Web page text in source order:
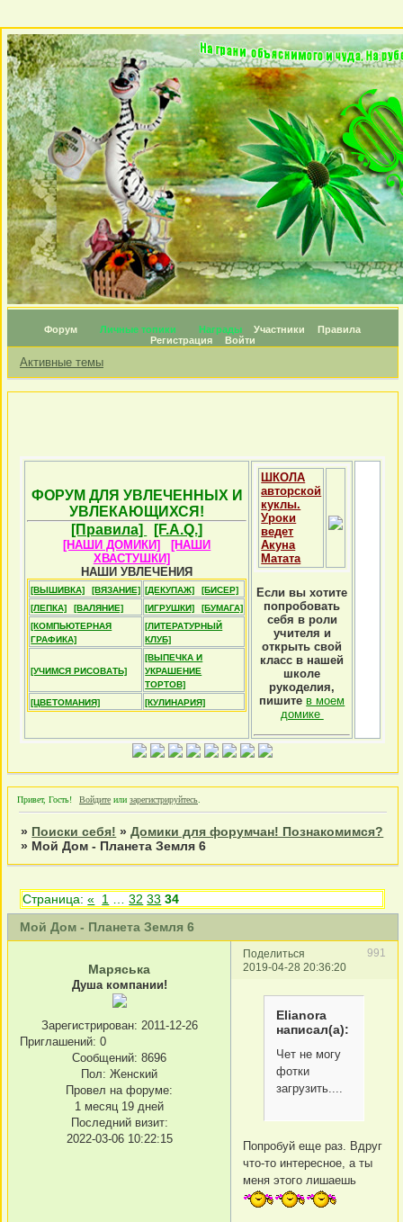
Форум Личные топики Награды Участники
Правила
Регистрация
Войти
Активные темы
ФОРУМ ДЛЯ УВЛЕЧЕННЫХ И
УВЛЕКАЮЩИХСЯ!
[Правила]
[F.A.Q.]
[НАШИ ДОМИКИ]
[НАШИ
ХВАСТУШКИ]
НАШИ УВЛЕЧЕНИЯ
[ВЫШИВКА] [ВЯЗАНИЕ] [ДЕКУПАЖ]
[БИСЕР]
[ЛЕПКА]
[ВАЛЯНИЕ] [ИГРУШКИ]
[БУМАГА]
[КОМПЬЮТЕРНАЯ
ГРАФИКА]
[ЛИТЕРАТУРНЫЙ
КЛУБ]
[УЧИМСЯ РИСОВАТЬ]
[ВЫПЕЧКА И
УКРАШЕНИЕ
ТОРТОВ]
[ЦВЕТОМАНИЯ]
[КУЛИНАРИЯ]
ШКОЛА
авторской
куклы.
Уроки
ведет
Акуна
Матата
Если вы хотите
попробовать
себя в роли
учителя и
открыть свой
класс в нашей
школе
рукоделия,
пишите в моем
домике
Привет, Гость! Войдите или зарегистрируйтесь
» Поиски себя! »Домики для форумчан! Познакомимся?
» Мой Дом - Планета Земля 6
Мой Дом - Планета Земля 6
Страница:« 1 32 33 34
Поделиться
991
2019-04-28 20:36:20
Маряська
Душа компании!
Зарегистрирован: 2011-12-26
Приглашений: 0
Сообщений: 8696
Пол: Женский
Провел на форуме:
1 месяц 19 дней
Последний визит:
2022-03-06 10:22:15
Elianora
написал(а):
Чет не могу
фотки
загрузить....
Попробуй еще раз. Вдруг
что-то интересное, а ты
меня этого лишаешь